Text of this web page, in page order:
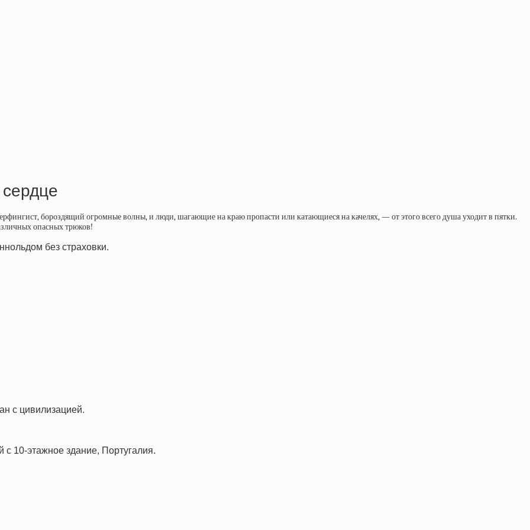
бороздящий огромные волны, и люди, шагающие на краю пропасти или катающиеся на качелях, — от этого всего душа уходит в пятки.
опасных трюков!
без страховки.
с цивилизацией.
10-этажное здание, Португалия.